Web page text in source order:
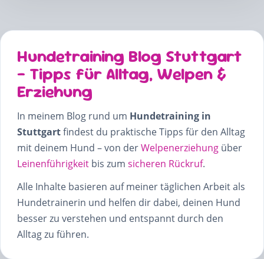
Hundetraining Blog Stuttgart
– Tipps für Alltag, Welpen &
Erziehung
In meinem Blog rund um Hundetraining in
Stuttgartfindest du praktische Tipps für den Alltag
mit deinem Hund – von derWelpenerziehung über
Leinenführigkeit bis zum sicheren Rückruf.
Alle Inhalte basieren auf meiner täglichen Arbeit als
Hundetrainerin und helfen dir dabei, deinen Hund
besser zu verstehen und entspannt durch den
Alltag zu führen.